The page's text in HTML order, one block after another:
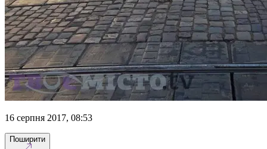
16 серпня 2017, 08:53
Поширити